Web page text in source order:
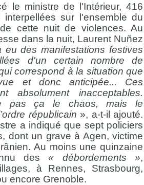
le ministre de l'Intérieur, 416
sur l'ensemble du
cette nuit de violences. Au
dans la nuit, Laurent Nuñez
des manifestations festives
d'un certain nombre de
correspond à la situation que
et donc anticipée... Ces
absolument inacceptables.
pas ça le chaos, mais le
républicain », a-t-il ajouté.
a indiqué que sept policiers
dont un grave à Agen, victime
Au moins une quinzaine
des« débordements »,
à Rennes, Strasbourg,
encore Grenoble.